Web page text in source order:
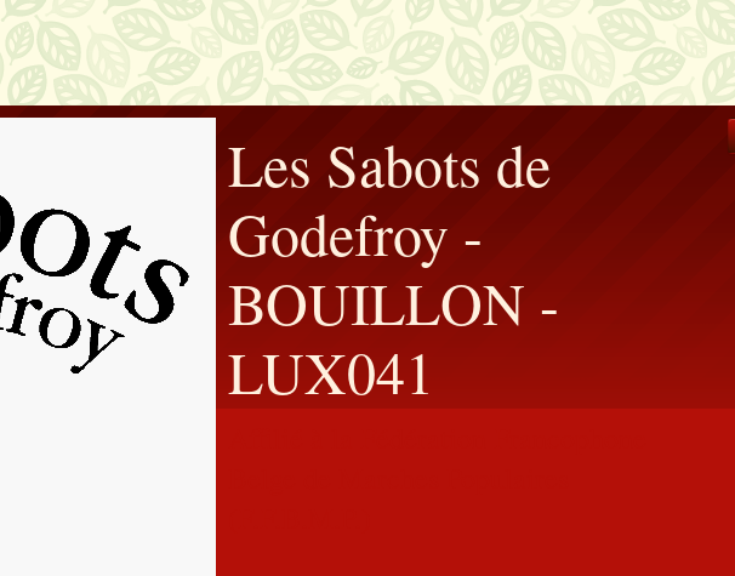
Les Sabots de
Godefroy -
BOUILLON -
LUX041